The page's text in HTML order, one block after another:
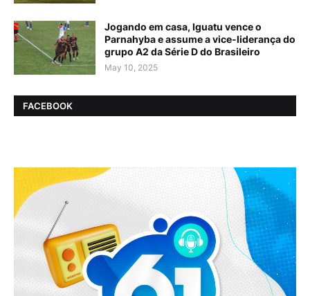
Jogando em casa, Iguatu vence o
Parnahyba e assume a vice-liderança do
grupo A2 da Série D do Brasileiro
May 10, 2025
FACEBOOK